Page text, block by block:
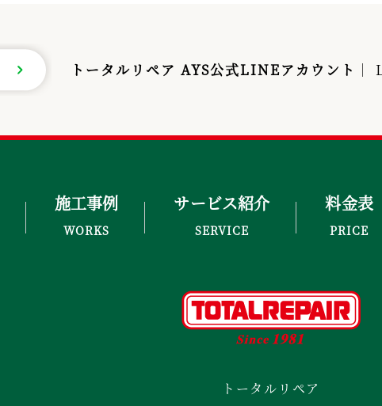
トータルリペア AYS公式LINEアカウント ｜
施工事例
WORKS
サービス紹介
SERVICE
料金表
PRICE
トータルリペア